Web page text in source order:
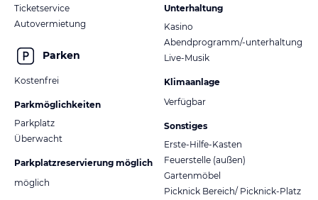
Ticketservice
Autovermietung
Parken
Kostenfrei
Parkmöglichkeiten
Parkplatz
Überwacht
Parkplatzreservierung möglich
möglich
Unterhaltung
Kasino
Abendprogramm/-unterhaltung
Live-Musik
Klimaanlage
Verfügbar
Sonstiges
Erste-Hilfe-Kasten
Feuerstelle (außen)
Gartenmöbel
Picknick Bereich/ Picknick-Platz